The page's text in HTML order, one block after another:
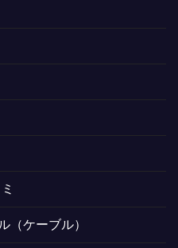
（ケーブル）